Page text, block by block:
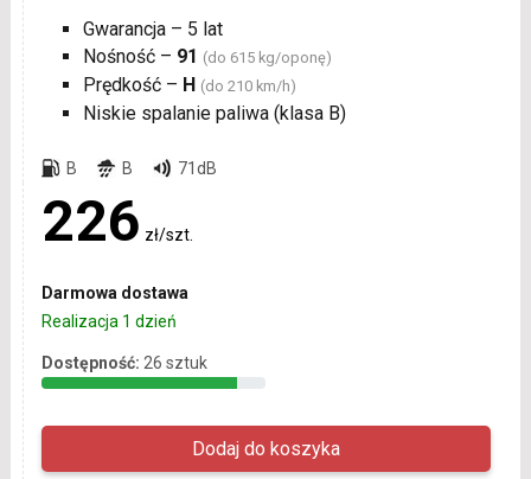
Gwarancja – 5 lat
Nośność – 91 (do 615 kg/oponę)
Prędkość – H (do 210 km/h)
Niskie spalanie paliwa (klasa B)
B B 71dB
226 zł/szt.
Darmowa dostawa
Realizacja 1 dzień
Dostępność: 26 sztuk